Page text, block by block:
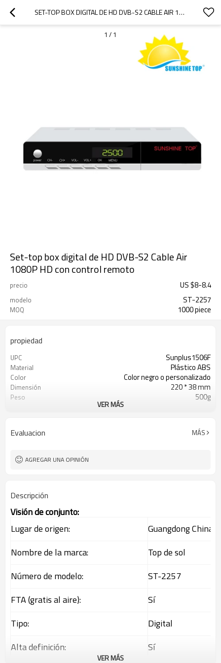
SET-TOP BOX DIGITAL DE HD DVB-S2 CABLE AIR 1080P HD CON CONTROL REMOTO
1 / 1
Set-top box digital de HD DVB-S2 Cable Air
1080P HD con control remoto
precio US $8-8.4
modelo ST-2257
MOQ 1000 piece
propiedad
UPC Sunplus1506F
Material Plástico ABS
Color Color negro o personalizado
Dimensión 220 * 38 mm
Peso 500g
CKD, SKD, CBU
El tiempo de entrega 20-30 días
VER MÁS
Evaluacion MÁS
AGREGAR UNA OPINIÓN
Descripción
Visión de conjunto:
Lugar de origen:
Guangdong China
Nombre de la marca:
Top de sol
Número de modelo:
ST-2257
FTA (gratis al aire):
Sí
Tipo:
Digital
Alta definición:
Sí
VER MÁS